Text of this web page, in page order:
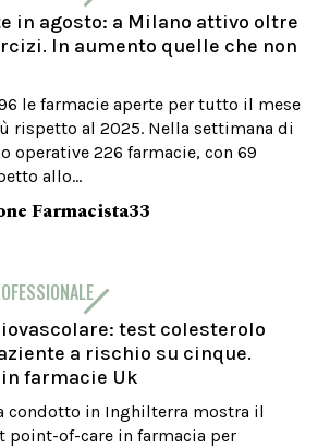
in agosto: a Milano attivo oltre
In aumento quelle che non
le farmacie aperte per tutto il mese
rispetto al 2025. Nella settimana di
operative 226 farmacie, con 69
allo...
Farmacista33
test colesterolo
a rischio su cinque.
farmacie Uk
condotto in Inghilterra mostra il
point-of-care in farmacia per